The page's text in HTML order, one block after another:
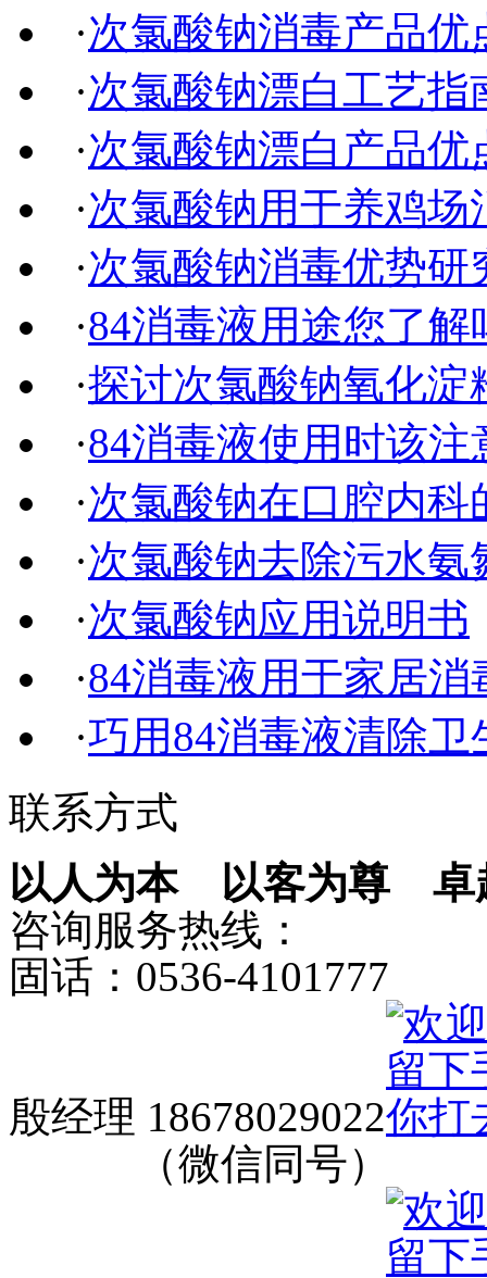
·次氯酸钠消毒产品优
·次氯酸钠漂白工艺指
·次氯酸钠漂白产品优
·次氯酸钠用于养鸡场
·次氯酸钠消毒优势研
·84消毒液用途您了解
·探讨次氯酸钠氧化淀
·84消毒液使用时该注
·次氯酸钠在口腔内科
·次氯酸钠去除污水氨
·次氯酸钠应用说明书
·84消毒液用于家居消
·巧用84消毒液清除卫
联系方式
以人为本 以客为尊 卓
咨询服务热线：
固话：0536-4101777
殷经理 18678029022
（微信同号）